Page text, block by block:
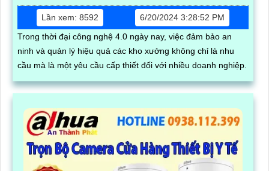
Lần xem: 8592
6/20/2024 3:28:52 PM
Trong thời đại công nghệ 4.0 ngày nay, việc đảm bảo an
ninh và quản lý hiệu quả các kho xưởng không chỉ là nhu
cầu mà là một yêu cầu cấp thiết đối với nhiều doanh nghiệp.